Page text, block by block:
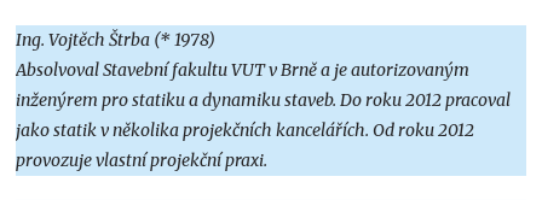
Ing. Vojtěch Štrba (* 1978)
Absolvoval Stavební fakultu VUT v Brně a je autorizovaným
inženýrem pro statiku a dynamiku staveb. Do roku 2012 pracoval
jako statik v několika projekčních kancelářích. Od roku 2012
provozuje vlastní projekční praxi.